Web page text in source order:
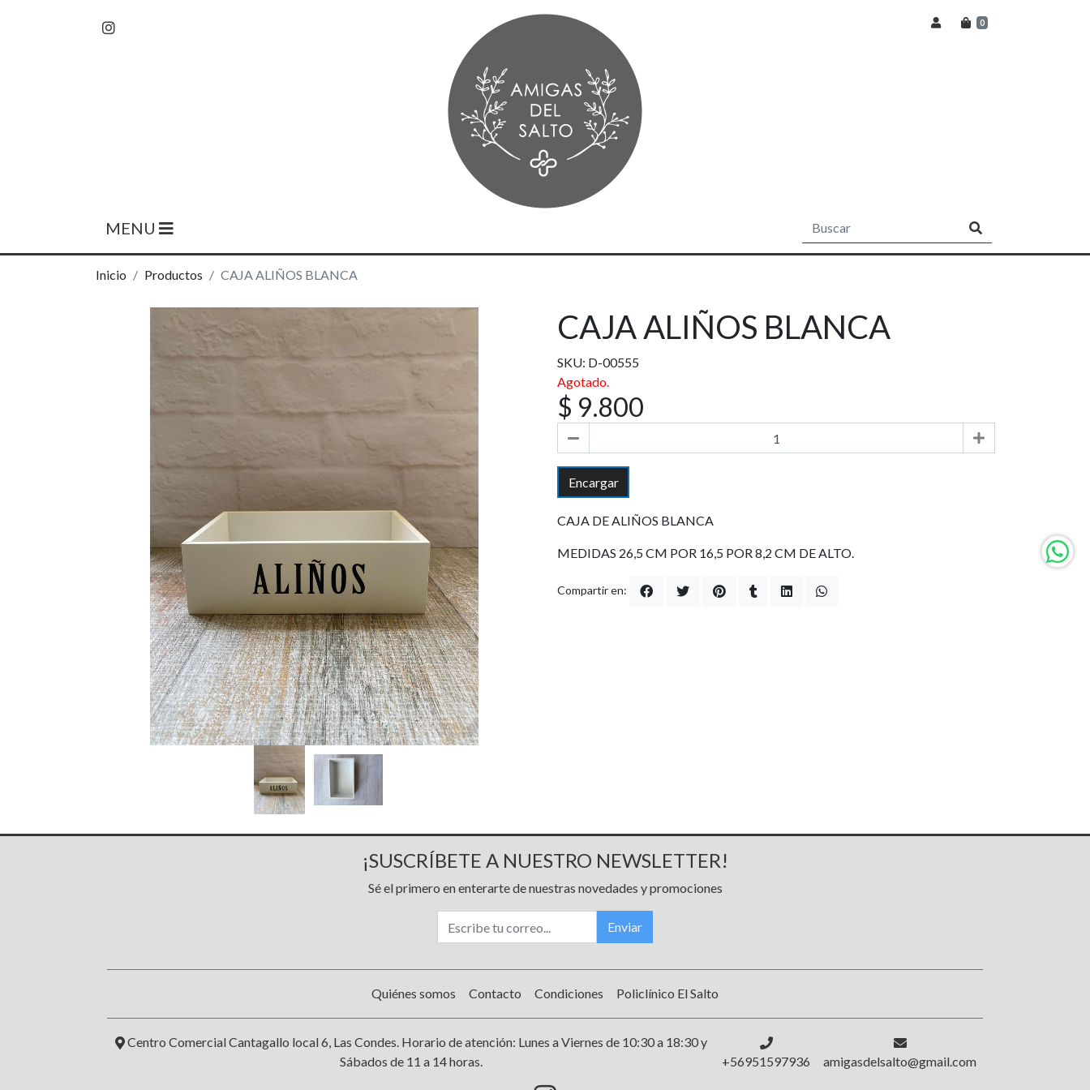
0
MENU
Inicio Productos CAJA ALIÑOS BLANCA
CAJA ALIÑOS BLANCA
SKU: D-00555
Agotado.
$ 9.800
Encargar
CAJA DE ALIÑOS BLANCA
MEDIDAS 26,5 CM POR 16,5 POR 8,2 CM DE ALTO.
Compartir en:
¡SUSCRÍBETE A NUESTRO NEWSLETTER!
Sé el primero en enterarte de nuestras novedades y promociones
Enviar
Quiénes somos Contacto Condiciones Policlínico El Salto
Centro Comercial Cantagallo local 6, Las Condes. Horario de atención: Lunes a Viernes de 10:30 a 18:30 y
Sábados de 11 a 14 horas.
+56951597936 amigasdelsalto@gmail.com